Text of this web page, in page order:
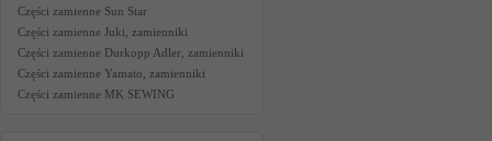
Części zamienne Sun Star
Części zamienne Juki, zamienniki
Części zamienne Durkopp Adler, zamienniki
Części zamienne Yamato, zamienniki
Części zamienne MK SEWING